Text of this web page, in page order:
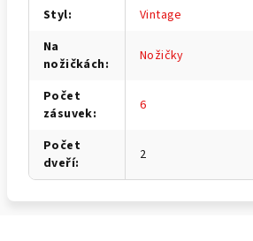
Styl:
Vintage
Na
nožičkách: Nožičky
Počet
zásuvek: 6
Počet
dveří: 2